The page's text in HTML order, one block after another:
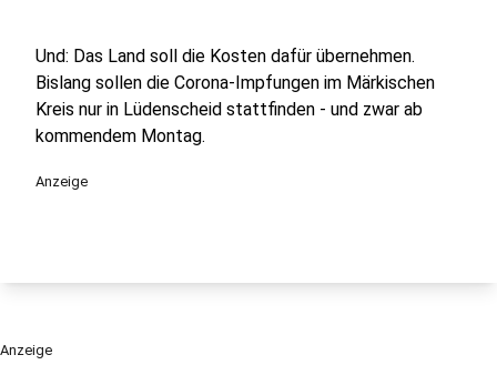
Und: Das Land soll die Kosten dafür übernehmen.
Bislang sollen die Corona-Impfungen im Märkischen
Kreis nur in Lüdenscheid stattfinden - und zwar ab
kommendem Montag.
Anzeige
Anzeige